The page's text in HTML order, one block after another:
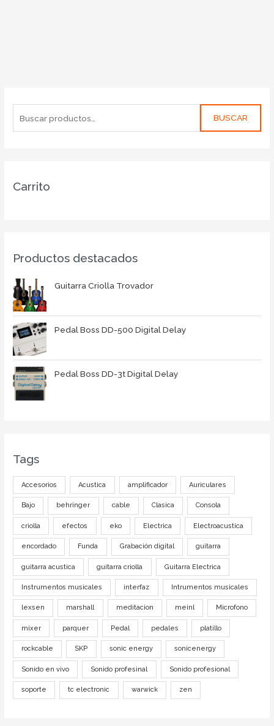
BUSCAR
Carrito
Productos destacados
Guitarra Criolla Trovador
Pedal Boss DD-500 Digital Delay
Pedal Boss DD-3t Digital Delay
Tags
Accesorios Acustica amplificador Auriculares
Bajo behringer cable Clasica Consola
criolla efectos eko Electrica Electroacustica
encordado Funda Grabación digital guitarra
guitarra acustica guitarra criolla Guitarra Electrica
Instrumentos musicales interfaz Intrumentos musicales
lexsen marshall meditacion meinl Microfono
mixer parquer Pedal pedales platillo
rockcable SKP sonic energy sonicenergy
Sonido en vivo Sonido profesinal Sonido profesional
soporte tc electronic warwick zen